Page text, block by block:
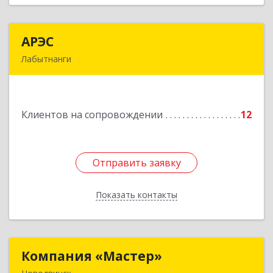
АРЭС
Лабытнанги
Клиентов на сопровождении 12
Отправить заявку
Показать контакты
Подробнее
Отправить заявку
Назад
Компания «Мастер»Компания «Мастер»